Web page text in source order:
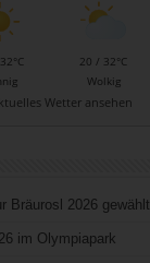
20 / 32°C
Wolkig
Wetter ansehen
Bräurosl 2026 gewählt
im Olympiapark